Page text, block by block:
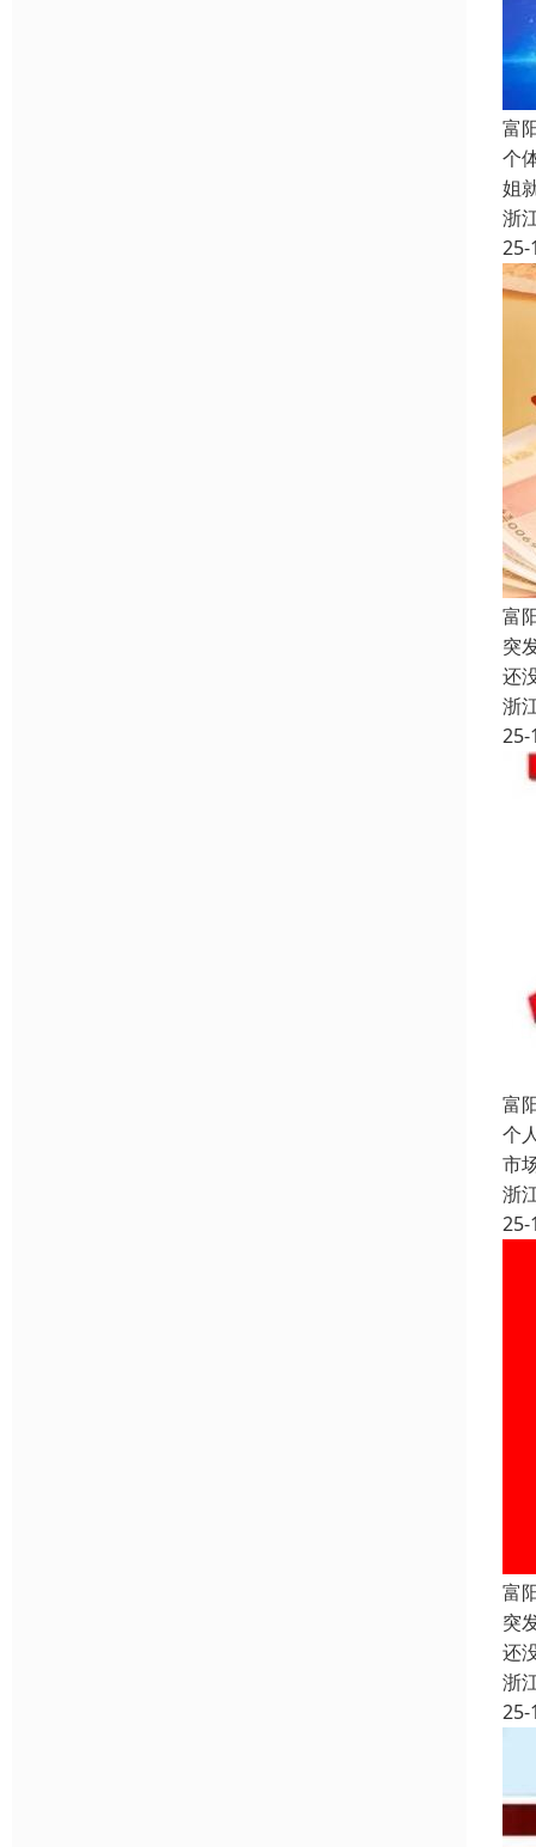
富
个
姐
浙
25-
富
突
还
浙
25-
富
个
市
浙
25-
富
突
还
浙
25-